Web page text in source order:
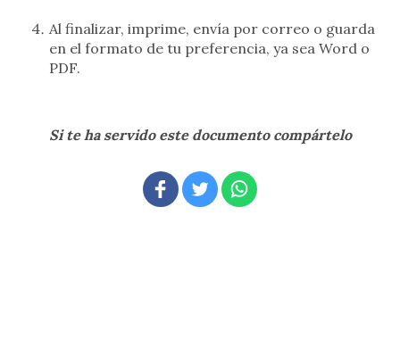
Al finalizar, imprime, envía por correo o guarda
en el formato de tu preferencia, ya sea Word o
PDF.
Si te ha servido este documento compártelo